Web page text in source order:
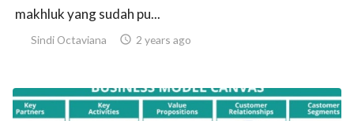
makhluk yang sudah pu...
Sindi Octaviana  2 years ago